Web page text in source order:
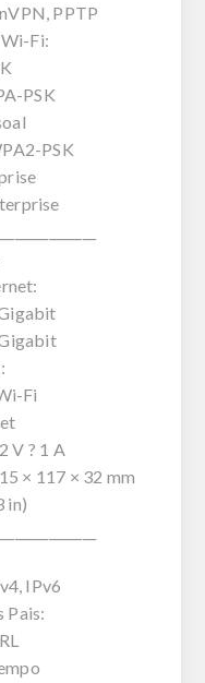
PPTP
Fi:
PSK
PSK
Fi
V ? 1 A
× 117 × 32 mm
in)
IPv6